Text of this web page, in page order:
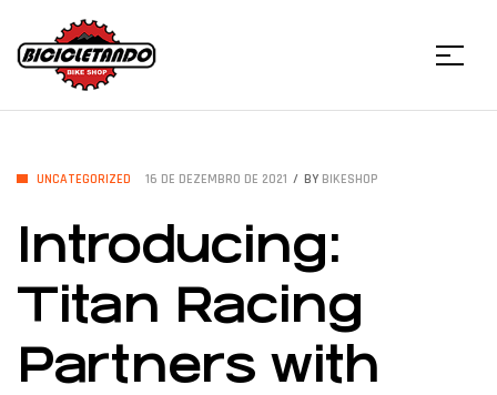
Bicicletando
Bike
Shop
Menu
CATEGORIES
UNCATEGORIZED 16 DE DEZEMBRO DE 2021 BY BIKESHOP
Introducing:
Titan Racing
Partners with